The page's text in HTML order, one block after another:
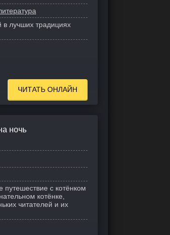
в лучших традициях
ЧИТАТЬ ОНЛАЙН
ночь
с котёнком
котёнке,
читателей и их